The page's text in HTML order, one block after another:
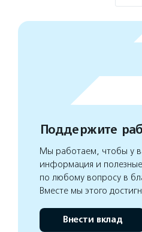
Поддержите
Мы работаем, чтобы у
информация и
по любому вопросу в
Вместе мы этого
Внести вклад